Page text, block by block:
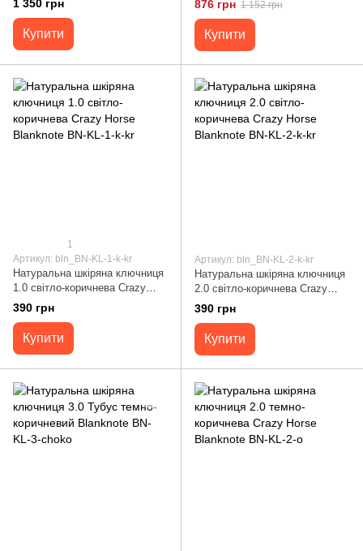
1 350 грн
Купити
876 грн 1 152 грн
Купити
1
Артикул: bln_BN-KL-1-k-kr
Натуральна шкіряна ключниця
1.0 світло-коричнева Crazy
Horse Blanknote BN-KL-1-k-kr
390 грн
Купити
Артикул: bln_BN-KL-2-k-kr
Натуральна шкіряна ключниця
2.0 світло-коричнева Crazy
Horse Blanknote BN-KL-2-k-kr
390 грн
Купити